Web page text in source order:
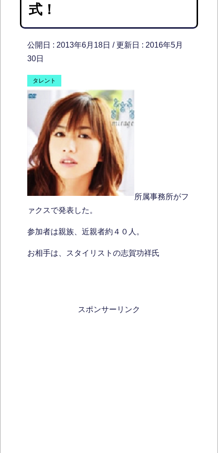
式！
公開日 : 2013年6月18日 / 更新日 : 2016年5月
30日
タレント
所属事務所がフ
ァクスで発表した。
参加者は親族、近親者約４０人。
お相手は、スタイリストの志賀功祥氏
スポンサーリンク